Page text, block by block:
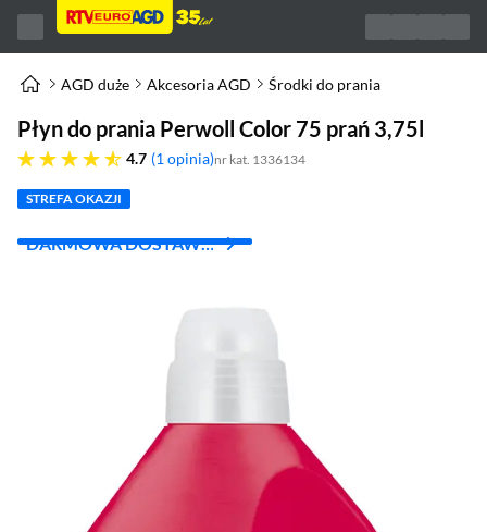
AGD duże Akcesoria AGD Środki do prania
Płyn do prania Perwoll Color 75 prań 3,75l
4.7
4.7 gwiazdek 1 opinia nr kat. 1336134
STREFA OKAZJI
DARMOWA DOSTAWA